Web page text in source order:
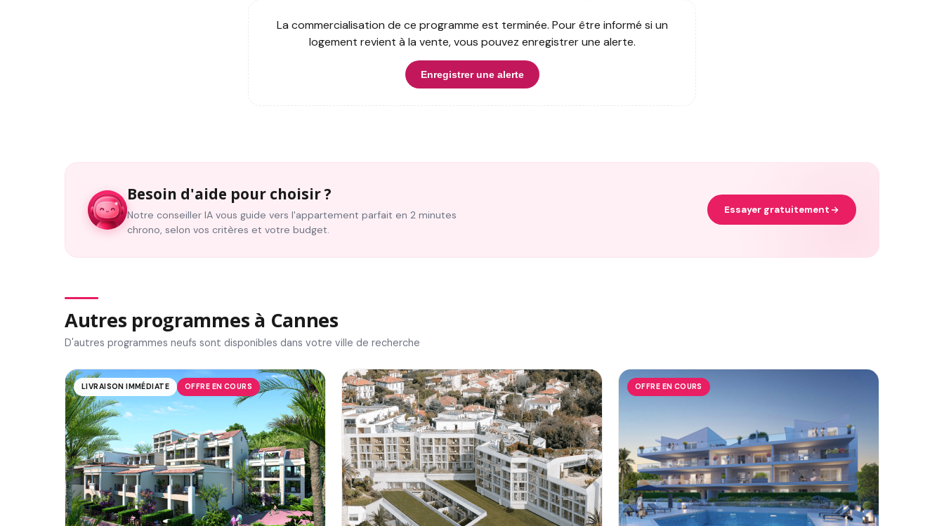
La commercialisation de ce programme est terminée. Pour être informé si un
logement revient à la vente, vous pouvez enregistrer une alerte.
Enregistrer une alerte
Besoin d'aide pour choisir ?
Notre conseiller IA vous guide vers l'appartement parfait en 2 minutes
chrono, selon vos critères et votre budget.
Essayer gratuitement
Autres programmes à Cannes
D'autres programmes neufs sont disponibles dans votre ville de recherche
LIVRAISON IMMÉDIATE OFFRE EN COURS OFFRE EN COURS